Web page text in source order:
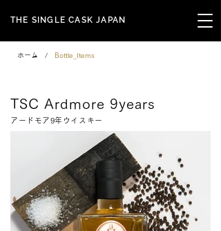
THE SINGLE CASK JAPAN
ホーム / Bottle_Items
TSC Ardmore 9years
アードモア9年ウイスキー